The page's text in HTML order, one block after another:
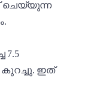
7.5
കുറച്ചു. ഇത്